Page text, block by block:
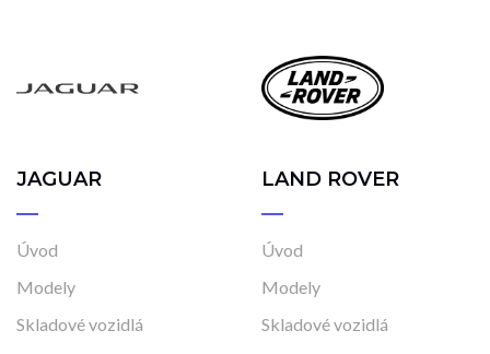
0 km
205 000 km
Rok výroby
2018
JAGUAR
Úvod
Modely
Skladové vozidlá
LAND ROVER
Úvod
Modely
Skladové vozidlá